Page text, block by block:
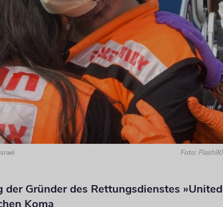
Foto: Flash90
Gründer des Rettungsdienstes »United
Koma